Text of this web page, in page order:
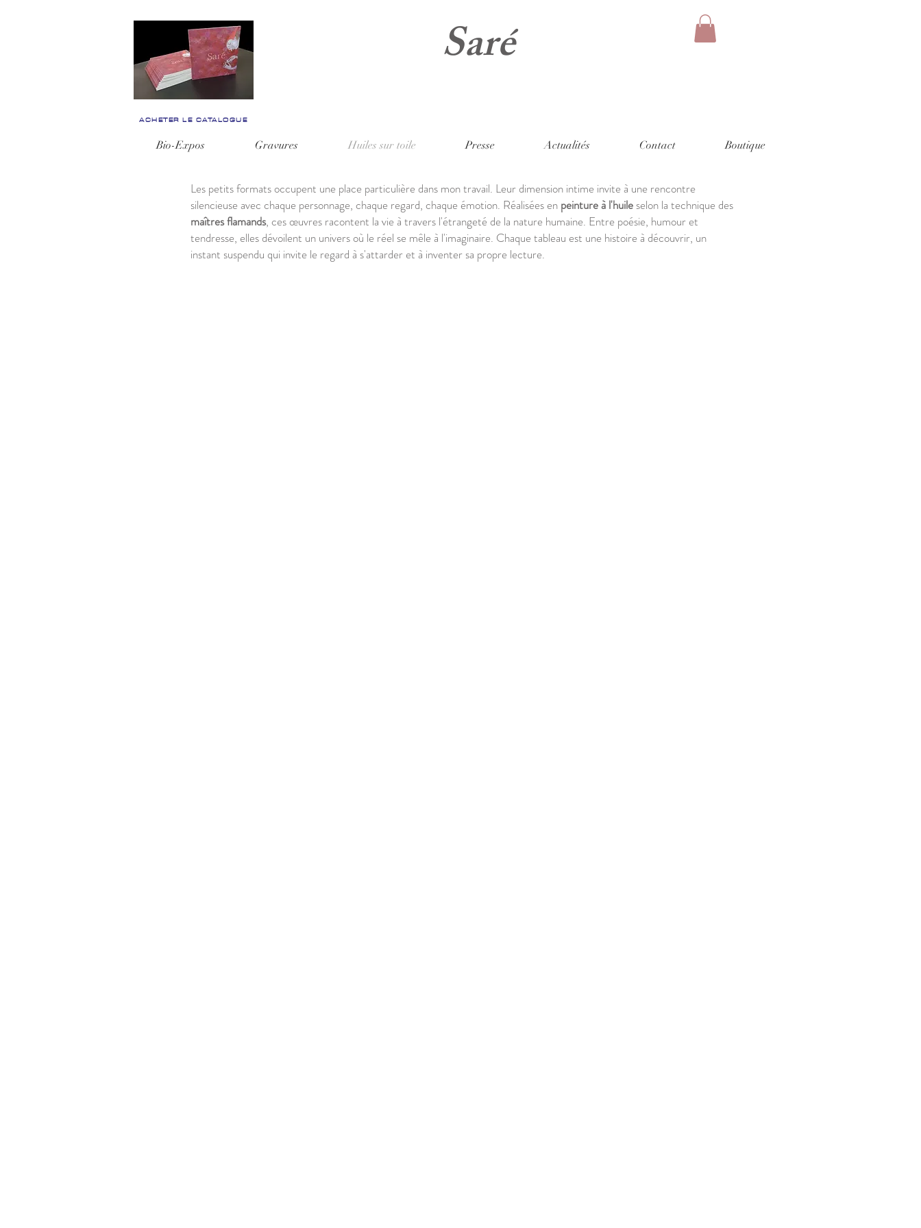
Saré
ACHETER LE CATALOGUE
Bio-Expos Gravures Huiles sur toile Presse Actualités Contact Boutique
Les petits formats occupent une place particulière dans mon travail. Leur dimension intime invite à une rencontre
silencieuse avec chaque personnage, chaque regard, chaque émotion. Réalisées en peinture à l'huile selon la technique des
maîtres flamands, ces œuvres racontent la vie à travers l'étrangeté de la nature humaine. Entre poésie, humour et
tendresse, elles dévoilent un univers où le réel se mêle à l'imaginaire. Chaque tableau est une histoire à découvrir, un
instant suspendu qui invite le regard à s'attarder et à inventer sa propre lecture.